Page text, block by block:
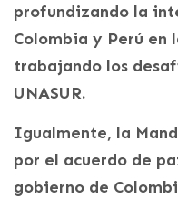
profundizando la
Colombia y Perú en
trabajando los
UNASUR.
Igualmente, la
por el acuerdo de
gobierno de